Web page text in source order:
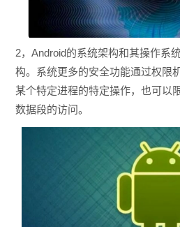
2，Android的系统架构和其操作系
构。系统更多的安全功能通过权限
某个特定进程的特定操作，也可以
数据段的访问。